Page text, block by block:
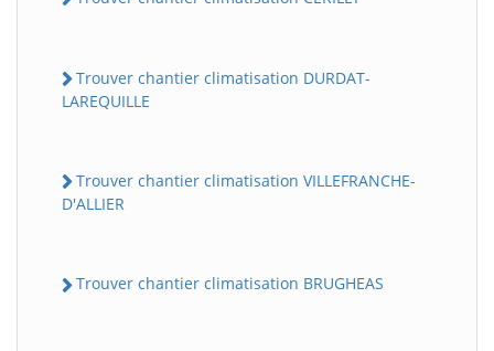
Trouver chantier climatisation DURDAT-
LAREQUILLE
Trouver chantier climatisation VILLEFRANCHE-
D'ALLIER
Trouver chantier climatisation BRUGHEAS